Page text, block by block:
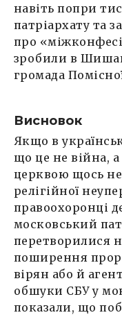
навіть попри
патріархату та
про
зробили в
громада
Висновок
Якщо в
що це не війна,
церквою щось
релігійної
правоохоронці
московський
перетворилися
поширення
вірян або й
обшуки СБУ у
показали, що